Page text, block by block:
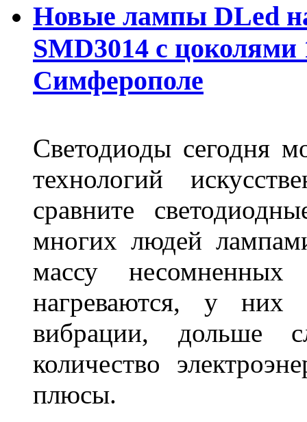
Новые лампы DLed
SMD3014 с цоколями
Симферополе
Светодиоды сегодня
технологий
сравните
многих людей
массу
нагреваются, у них
вибрации, дольше
количество
плюсы.